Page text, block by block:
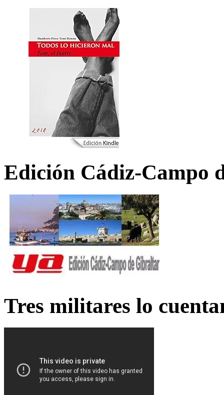
Edición Cádiz-Campo
Tres militares lo